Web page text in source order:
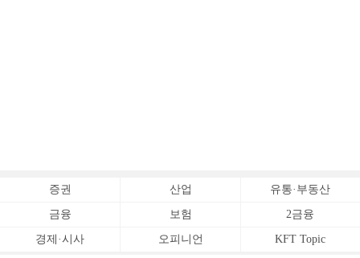
증권 산업 유통·부동산
금융 보험 2금융
경제·시사 오피니언 KFT Topic